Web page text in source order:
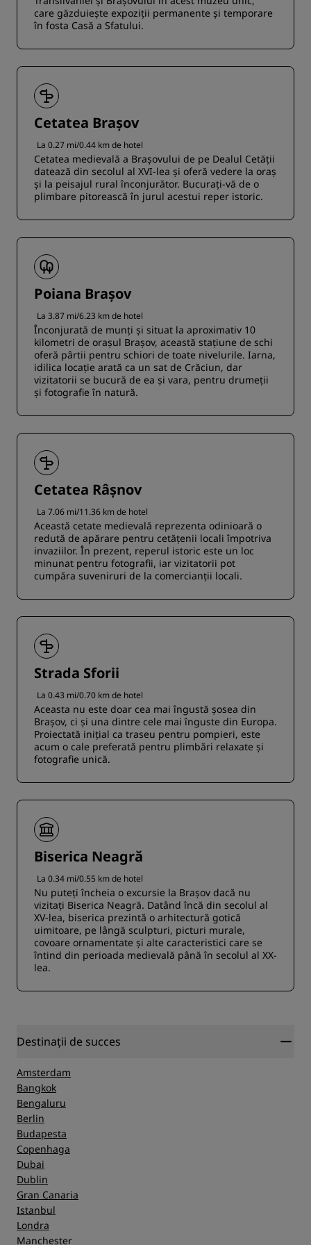
care găzduiește expoziții permanente și temporare
în fosta Casă a Sfatului.
Cetatea Brașov
La 0.27 mi/0.44 km de hotel
Cetatea medievală a Brașovului de pe Dealul Cetății
datează din secolul al XVI-lea și oferă vedere la oraș
și la peisajul rural înconjurător. Bucurați-vă de o
plimbare pitorească în jurul acestui reper istoric.
Poiana Brașov
La 3.87 mi/6.23 km de hotel
Înconjurată de munți și situat la aproximativ 10
kilometri de orașul Brașov, această stațiune de schi
oferă pârtii pentru schiori de toate nivelurile. Iarna,
idilica locație arată ca un sat de Crăciun, dar
vizitatorii se bucură de ea și vara, pentru drumeții
și fotografie în natură.
Cetatea Râșnov
La 7.06 mi/11.36 km de hotel
Această cetate medievală reprezenta odinioară o
redută de apărare pentru cetățenii locali împotriva
invaziilor. În prezent, reperul istoric este un loc
minunat pentru fotografii, iar vizitatorii pot
cumpăra suveniruri de la comercianții locali.
Strada Sforii
La 0.43 mi/0.70 km de hotel
Aceasta nu este doar cea mai îngustă șosea din
Brașov, ci și una dintre cele mai înguste din Europa.
Proiectată inițial ca traseu pentru pompieri, este
acum o cale preferată pentru plimbări relaxate și
fotografie unică.
Biserica Neagră
La 0.34 mi/0.55 km de hotel
Nu puteți încheia o excursie la Brașov dacă nu
vizitați Biserica Neagră. Datând încă din secolul al
XV-lea, biserica prezintă o arhitectură gotică
uimitoare, pe lângă sculpturi, picturi murale,
covoare ornamentate și alte caracteristici care se
întind din perioada medievală până în secolul al XX-
lea.
Destinații de succes
Amsterdam
Bangkok
Bengaluru
Berlin
Budapesta
Copenhaga
Dubai
Dublin
Gran Canaria
Istanbul
Londra
Manchester